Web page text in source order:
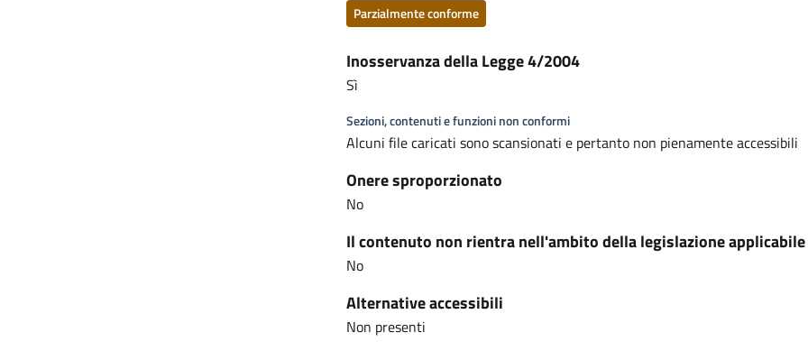
Parzialmente conforme
Inosservanza della Legge 4/2004
Sì
Sezioni, contenuti e funzioni non conformi
Alcuni file caricati sono scansionati e pertanto non pienamente accessibili
Onere sproporzionato
No
Il contenuto non rientra nell'ambito della legislazione applicabile
No
Alternative accessibili
Non presenti